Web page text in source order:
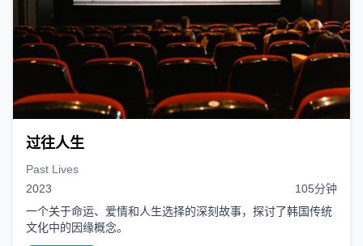
过往人生
Past Lives
2023
105分钟
一个关于命运、爱情和人生选择的深刻故事，探讨了韩国传统
文化中的因缘概念。